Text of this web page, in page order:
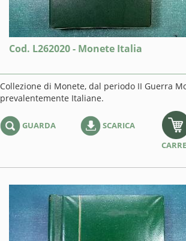
Cod. L262020 - Monete Italia
Collezione di Monete, dal periodo II Guerra
prevalentemente Italiane.
GUARDA SCARICA